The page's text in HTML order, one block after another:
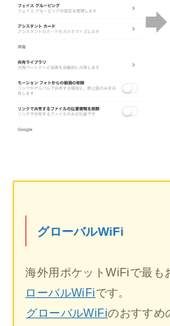
グローバルWiFi
海外用ポケットWiFiで最も
ローバルWiFiです。
グローバルWiFiのおすすめ